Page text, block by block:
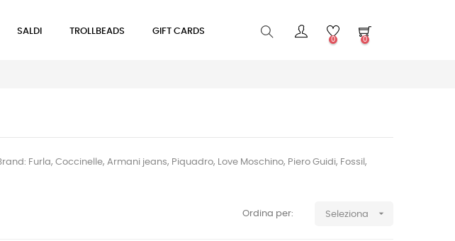
SALDI TROLLBEADS GIFT CARDS
0 0
Furla, Coccinelle, Armani jeans, Piquadro, Love Moschino, Piero Guidi, Fossil,
Ordina per: Seleziona 